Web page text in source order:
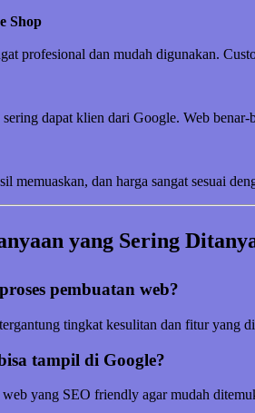
Shop
profesional dan mudah digunakan.
sering dapat klien dari Google. Web benar-
memuaskan, dan harga sangat sesuai
yang Sering
pembuatan web?
tingkat kesulitan dan fitur yang
tampil di Google?
yang SEO friendly agar mudah